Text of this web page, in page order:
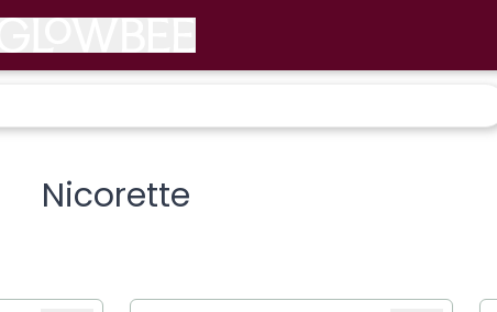
Nicorette